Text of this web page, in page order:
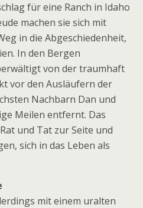
für eine Ranch in Idaho
machen sie sich mit
in die Abgeschiedenheit,
In den Bergen
von der traumhaft
vor den Ausläufern der
Nachbarn Dan und
Meilen entfernt. Das
und Tat zur Seite und
sich in das Leben als
mit einem uralten